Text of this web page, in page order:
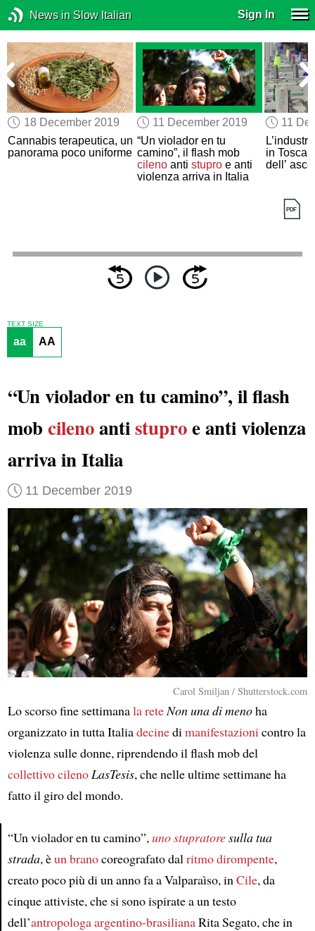
News in Slow Italian Sign In
18 December 2019
Cannabis terapeutica, un
panorama poco uniforme
11 December 2019
“Un violador en tu
camino”, il flash mob
cilenoanti stuproe anti
violenza arriva in Italia
11
in
dell’
Article
TEXT SIZE
aa AA
“Un violador en tu camino”, il flash
mob cilenoantistuproe anti violenza
arriva in Italia
11 December 2019
Carol Smiljan / Shutterstock.com
Lo scorso fine settimanala reteNon una di menoha
organizzato in tutta Italiadecinedimanifestazionicontro la
violenza sulle donne, riprendendo il flash mob del
collettivocilenoLasTesis, che nelle ultime settimane ha
fatto il giro del mondo.
“Un violador en tu camino”,uno stupratoresulla tua
strada, èun branocoreografato dalritmo dirompente,
creato poco più di un anno fa a Valparaìso, inCile, da
cinque attiviste, che si sono ispirate a un testo
dell’antropologaargentino-brasilianaRita Segato, che in